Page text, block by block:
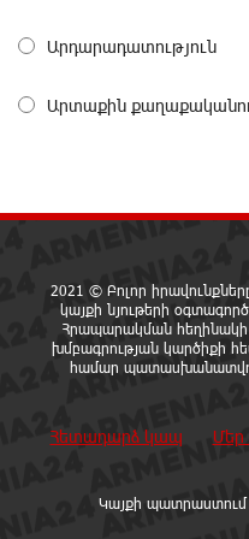
Ինչպես է ՔՊ-ն
Մարիաննա
Ընդդիմությունը
ծանր
Մանվելյան
Դուք ու ձեր
Աննա Կոստանյան
Արդարադատություն
Արտաքին
2021 © Բոլոր
կայքի նյութերի
Հրապարակման հեղինակի
խմբագրության կարծիքի
համար
Հետադարձ կապ Մեր
Կայքի պատրաստում